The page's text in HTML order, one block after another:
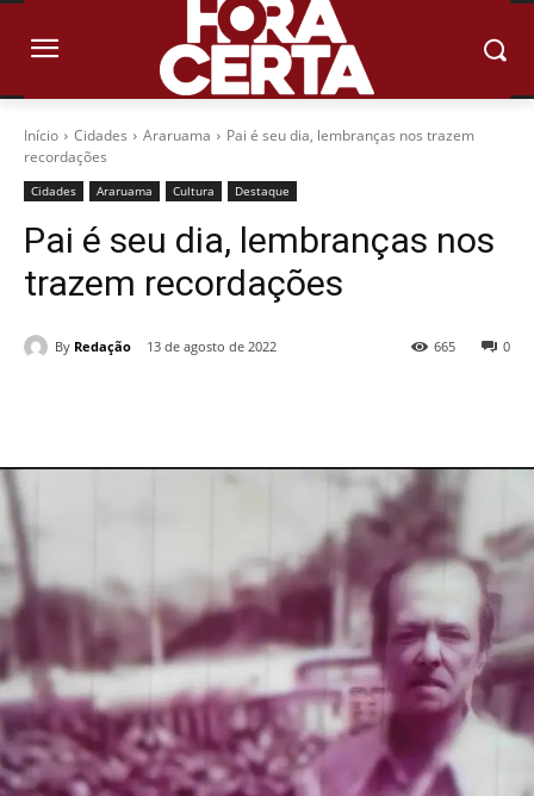
Início Cidades Araruama
Pai é seu dia, lembranças nos trazem
recordações
Cidades Araruama Cultura Destaque
Pai é seu dia, lembranças nos
trazem recordações
By Redação 13 de agosto de 2022 0
665